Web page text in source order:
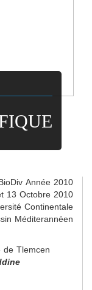
Année 2010
13 Octobre 2010
Continentale
Méditerannéen
Tlemcen